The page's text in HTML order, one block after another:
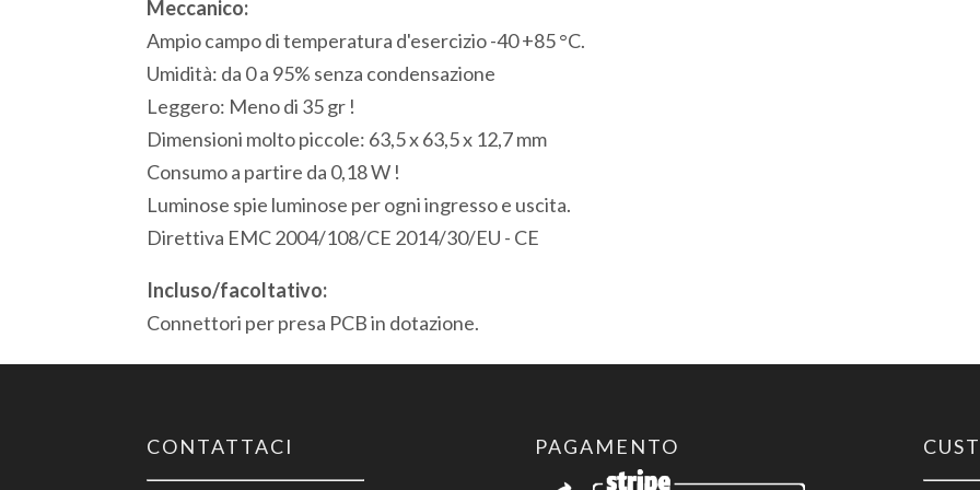
Meccanico:
Ampio campo di temperatura d'esercizio -40 +85 °C.
Umidità: da 0 a 95% senza condensazione
Leggero: Meno di 35 gr !
Dimensioni molto piccole: 63,5 x 63,5 x 12,7 mm
Consumo a partire da 0,18 W !
Luminose spie luminose per ogni ingresso e uscita.
Direttiva EMC 2004/108/CE 2014/30/EU - CE
Incluso/facoltativo:
Connettori per presa PCB in dotazione.
CONTATTACI PAGAMENTO